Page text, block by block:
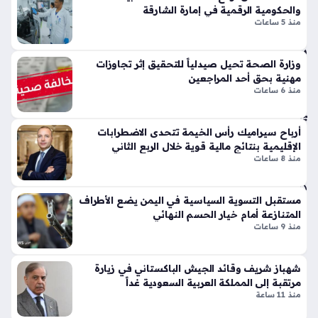
تي
س
سب
ورت
س
سر
قوا
عد
الت
ص
مي
م
الت
دي
بلم
سا
ة
ح
س
ة
وم
ص
يري
ة
منذ
دقي
قة
دو
ق
خلي
عبدالله بن سالم الشهري قائداً له، وهي خطوة تأتي لتعزيز البناء
والحكومية الرقمية في إمارة الشارقة
منذ 5 ساعات
وزارة الصحة تحيل صيدلياً للتحقيق إثر تجاوزات
مهنية بحق أحد المراجعين
منذ 6 ساعات
أرباح سيراميك رأس الخيمة تتحدى الاضطرابات
الإقليمية بنتائج مالية قوية خلال الربع الثاني
منذ 8 ساعات
مستقبل التسوية السياسية في اليمن يضع الأطراف
المتنازعة أمام خيار الحسم النهائي
منذ 9 ساعات
شهباز شريف وقائد الجيش الباكستاني في زيارة
مرتقبة إلى المملكة العربية السعودية غداً
منذ 11 ساعة